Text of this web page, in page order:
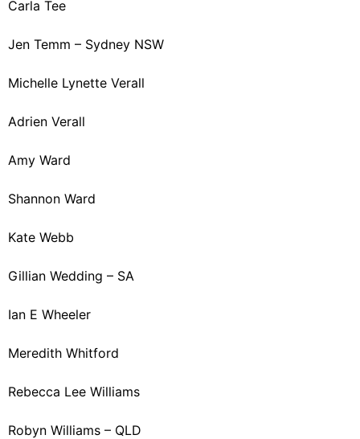
Carla Tee
Jen Temm – Sydney NSW
Michelle Lynette Verall
Adrien Verall
Amy Ward
Shannon Ward
Kate Webb
Gillian Wedding – SA
Ian E Wheeler
Meredith Whitford
Rebecca Lee Williams
Robyn Williams – QLD